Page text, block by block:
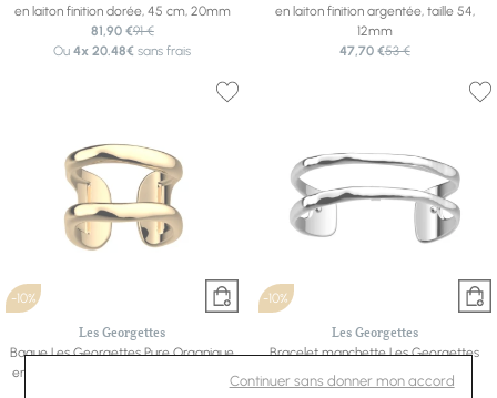
Continuer sans donner mon accord
en laiton finition dorée, 45 cm, 20mm
81,90 €91 €
Ou4x 20.48€ sans frais
en laiton finition argentée, taille 54,
12mm
47,70 €53 €
-10%
Les Georgettes
Bague Les Georgettes Pure Organique
en laiton finition dorée, taille 54, 12mm
-10%
Les Georgettes
Bracelet manchette Les Georgettes
Pure Organique en laiton finition
argentée, 14mm